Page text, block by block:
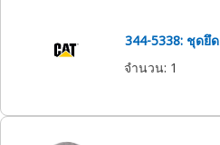
344-5338: ชุดยึด
จำนวน: 1